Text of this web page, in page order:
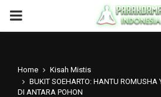
PRIMARY
Home
Kisah Mistis
BUKIT SOEHARTO: HANTU
DI ANTARA POHON